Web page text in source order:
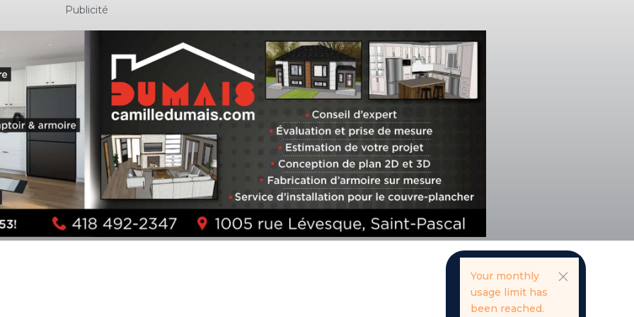
Publicité
Your monthly
usage limit has
been reached.